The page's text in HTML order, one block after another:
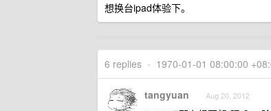
想换台ipad体验下。
6 replies • 1970-01-01 08:00:00
tangyuan Aug 20, 2012